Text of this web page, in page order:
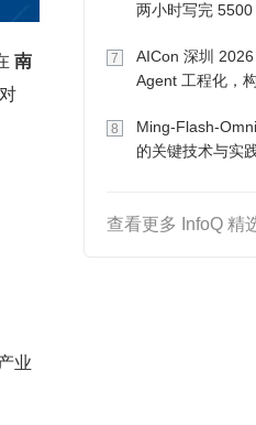
南
业
两小时写完 5500
7
AICon 深圳
Agent 工程化，
8
Ming-Flash-
的关键技术与实
查看更多 InfoQ 精